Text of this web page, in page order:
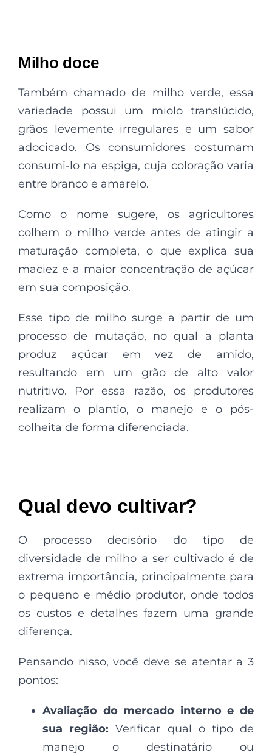
Milho doce
Também chamado de milho verde, essa
variedade possui um miolo translúcido,
grãos levemente irregulares e um sabor
adocicado. Os consumidores costumam
consumi-lo na espiga, cuja coloração varia
entre branco e amarelo.
Como o nome sugere, os agricultores
colhem o milho verde antes de atingir a
maturação completa, o que explica sua
maciez e a maior concentração de açúcar
em sua composição.
Esse tipo de milho surge a partir de um
processo de mutação, no qual a planta
produz açúcar em vez de amido,
resultando em um grão de alto valor
nutritivo. Por essa razão, os produtores
realizam o plantio, o manejo e o pós-
colheita de forma diferenciada.
Qual devo cultivar?
O processo decisório do tipo de
diversidade de milho a ser cultivado é de
extrema importância, principalmente para
o pequeno e médio produtor, onde todos
os custos e detalhes fazem uma grande
diferença.
Pensando nisso, você deve se atentar a 3
pontos:
Avaliação do mercado interno e de
sua região:Verificar qual o tipo de
manejo o destinatário ou